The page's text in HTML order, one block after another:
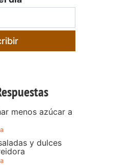
menos azúcar a
y dulces